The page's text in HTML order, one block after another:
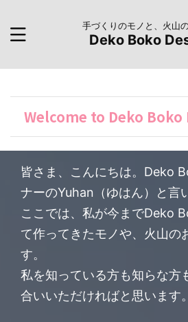
手づくりのモノと、火山
Deko Boko
Welcome to Deko Boko
皆さま、こんにちは。Deko
ナーのYuhan（ゆはん）と言
ここでは、私が今までDeko
て作ってきたモノや、火山の
す。
私を知っている方も知らな方
合いいただければと思います。